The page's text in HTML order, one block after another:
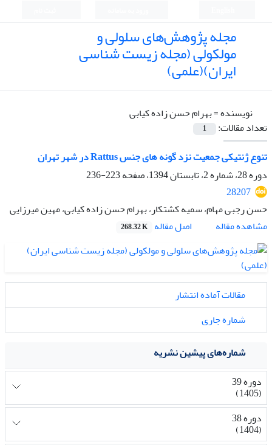
مجله پژوهش‌های سلولی و
مولکولی (مجله زیست شناسی
ایران)(علمی)
نویسنده =بهرام حسن زاده کیابی
تعداد مقالات:
1
تنوع ژنتیکی جمعیت نزد گونه های جنس Rattus در شهر تهران
دوره 28، شماره 2، تابستان 1394، صفحه
223-236
28207
حسن رجبی مهام، سمیه کشتکار، بهرام حسن زاده کیابی، مهین میرزایی
مشاهده مقاله
اصل مقاله 268.32 K
مقالات آماده انتشار
شماره جاری
شماره‌های پیشین نشریه
دوره 39
(1405)
دوره 38
(1404)